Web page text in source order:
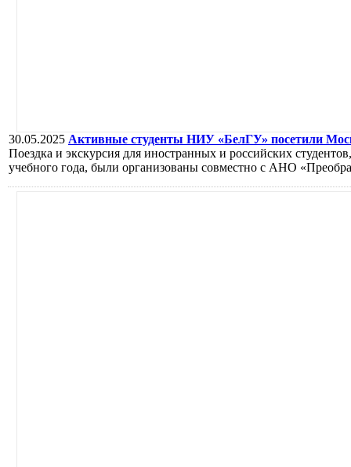
30.05.2025 Активные студенты НИУ «БелГУ» посетили
Поездка и экскурсия для иностранных и российских
учебного года, были организованы совместно с АНО